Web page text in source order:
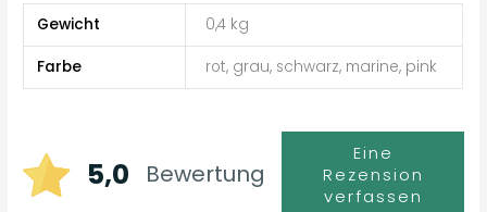
Gewicht 0,4 kg
Farbe rot, grau, schwarz, marine, pink
5,0 Bewertung
Eine
Rezension
verfassen